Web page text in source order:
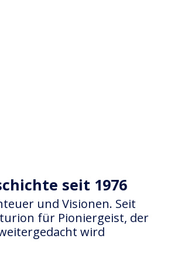
seit 1976
und Visionen. Seit
für Pioniergeist, der
wird